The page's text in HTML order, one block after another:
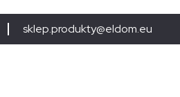
sklep.produkty@eldom.eu